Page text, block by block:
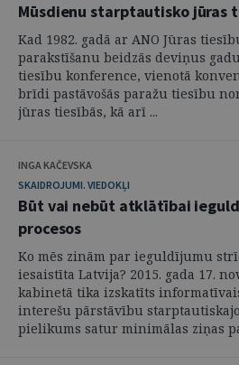
Mūsdienu starptautisko jūras
Kad 1982. gadā ar ANO Jūras
parakstīšanu beidzās deviņus
tiesību konference, vienotā
brīdi pastāvošās paražu tiesību
jūras tiesībās, kā arī ...
INGA KAČEVSKA
SKAIDROJUMI. VIEDOKĻI
Būt vai nebūt atklātībai
procesos
Ko mēs zinām par ieguldījumu
iesaistīta Latvija? 2015. gada 17.
kabinetā tika izskatīts
interešu pārstāvību
pielikums satur minimālas ziņas